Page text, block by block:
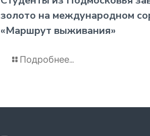
золото на международном
«Маршрут выживания»
Подробнее...